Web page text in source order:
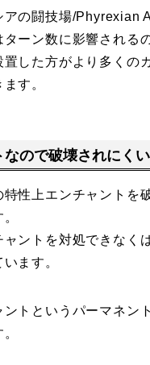
アの闘技場/Phyrexian
ーン数に影響される
した方がより多くの
す。
なので破壊されにくい
特性上エンチャントを
ントを対処できなく
ます。
ントというパーマネン